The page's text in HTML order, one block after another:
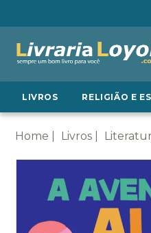
LIVROS RELIGIÃO E
Home Livros